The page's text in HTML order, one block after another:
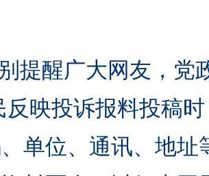
提醒广大网友，党
反映投诉报料投稿
单位、通讯、地